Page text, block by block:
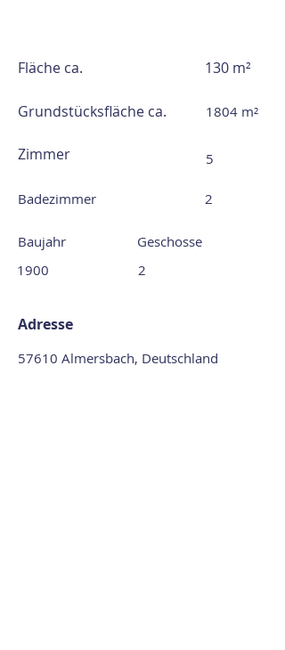
Fläche ca.
Grundstücksfläche ca.
Zimmer
Badezimmer
130 m²
1804 m²
5
2
Baujahr
1900
Geschosse
2
Adresse
57610 Almersbach, Deutschland